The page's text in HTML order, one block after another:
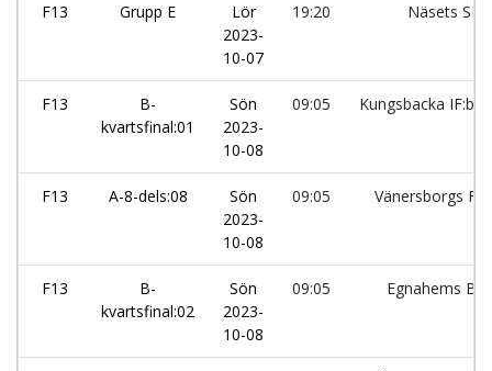
F13 Grupp E
Lör
2023-
10-07
19:20 Näsets
F13
B-
kvartsfinal:01
Sön
2023-
10-08
09:05 Kungsbacka IF:blå
F13 A-8-dels:08
Sön
2023-
10-08
09:05 Vänersborgs FK
F13
B-
kvartsfinal:02
Sön
2023-
10-08
09:05 Egnahems BK